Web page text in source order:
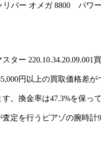
ー オメガ 880 0 パワー
ー 220.10.34.20.09.001
円以上の買取価格差
。換金率は47.3%を保って
定を行うピアゾの腕時